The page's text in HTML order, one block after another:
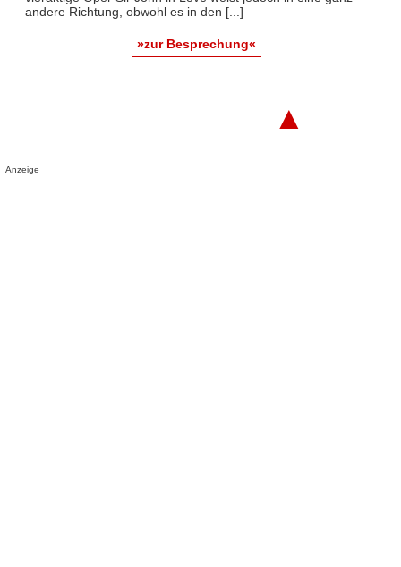
andere Richtung, obwohl es in den [...]
»zur Besprechung«
▲
Anzeige